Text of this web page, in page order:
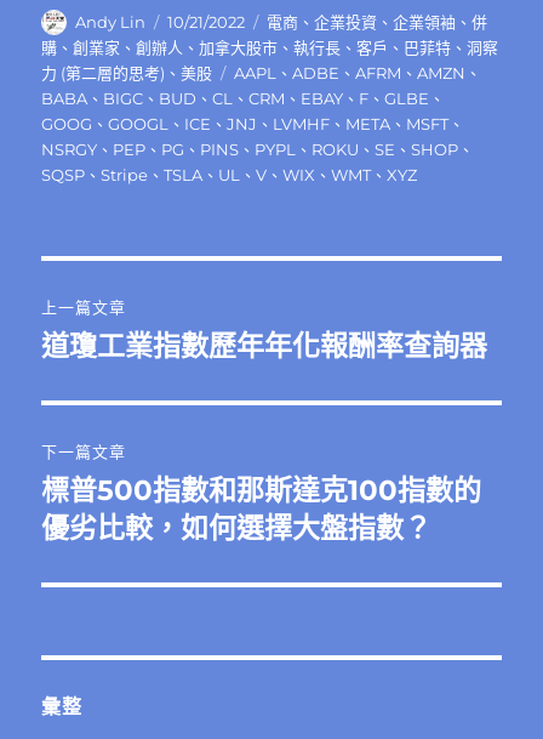
作
者
Andy Lin
發
佈
日
期:
10/21/2022
分
類
電商 、企業投資 、企業領袖 、併
購 、創業家 、創辦人 、加拿大股市 、執行長 、客戶 、 巴菲特 、洞察
力 (第二層的思考) 、美股
標
籤
AAPL 、ADBE 、AFRM 、AMZN 、
BABA 、 BIGC 、 BUD 、CL 、CRM 、 EBAY 、 F 、GLBE 、
GOOG 、GOOGL 、 ICE 、JNJ 、 LVMHF 、 META 、 MSFT、
NSRGY 、 PEP 、 PG 、 PINS 、 PYPL 、 ROKU 、SE 、SHOP 、
SQSP 、Stripe 、TSLA 、 UL 、V 、WIX 、WMT、XYZ
章
覽
上一篇文章
上
篇
文
章:
道瓊工業指數歷年年化報酬率查詢器
下一篇文章
下
一
文
標普500指數和那斯達克100指數的
優劣比較，如何選擇大盤指數？
彙整